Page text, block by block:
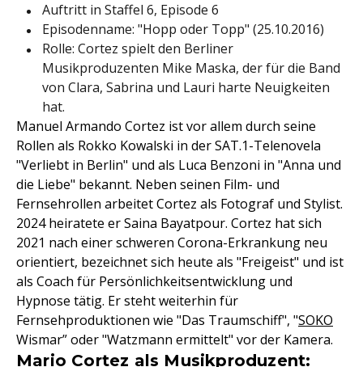
Auftritt in Staffel 6, Episode 6
Episodenname: "Hopp oder Topp" (25.10.2016)
Rolle: Cortez spielt den Berliner
Musikproduzenten Mike Maska, der für die Band
von Clara, Sabrina und Lauri harte Neuigkeiten
hat.
Manuel Armando Cortez ist vor allem durch seine
Rollen als Rokko Kowalski in der SAT.1-Telenovela
"Verliebt in Berlin" und als Luca Benzoni in "Anna und
die Liebe" bekannt. Neben seinen Film- und
Fernsehrollen arbeitet Cortez als Fotograf und Stylist.
2024 heiratete er Saina Bayatpour. Cortez hat sich
2021 nach einer schweren Corona-Erkrankung neu
orientiert, bezeichnet sich heute als "Freigeist" und ist
als Coach für Persönlichkeitsentwicklung und
Hypnose tätig. Er steht weiterhin für
Fernsehproduktionen wie "Das Traumschiff", "SOKO
Wismar” oder "Watzmann ermittelt" vor der Kamera.
Mario Cortez als Musikproduzent: